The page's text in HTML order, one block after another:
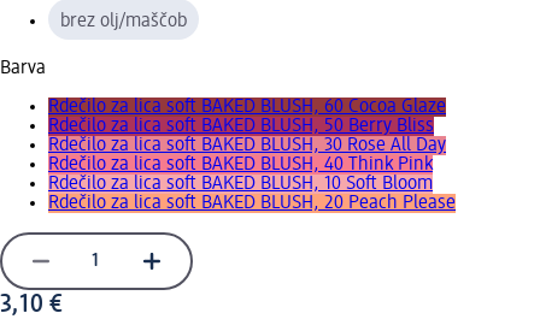
brez olj/maščob
Barva
Rdečilo za lica soft BAKED BLUSH, 60 Cocoa Glaze
Rdečilo za lica soft BAKED BLUSH, 50 Berry Bliss
Rdečilo za lica soft BAKED BLUSH, 30 Rose All Day
Rdečilo za lica soft BAKED BLUSH, 40 Think Pink
Rdečilo za lica soft BAKED BLUSH, 10 Soft Bloom
Rdečilo za lica soft BAKED BLUSH, 20 Peach Please
3,10 €